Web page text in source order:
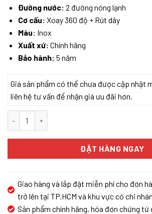
Đường nước: 2 đường nóng lạnh
Cơ cấu: Xoay 360 độ + Rút dây
Màu: Inox
Xuất xứ: Chính hãng
Bảo hành: 5 năm
Giá sản phẩm có thể chưa được cập nhật
liên hệ tư vấn để nhận giá ưu đãi hơn.
ĐẶT HÀNG NGAY
Giao hàng và lắp đặt miễn phí cho đơn
trở lên tại TP.HCM và khu vực có chi
Sản phẩm chính hãng, hóa đơn chứng từ